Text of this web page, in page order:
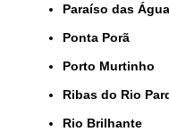
Paraíso das
Ponta Porã
Porto Murtinho
Ribas do Rio
Rio Brilhante